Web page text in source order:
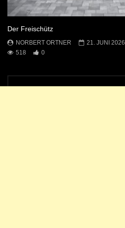
Der Freischütz
NORBERT ORTNER
21. JUNI 2026
518
0